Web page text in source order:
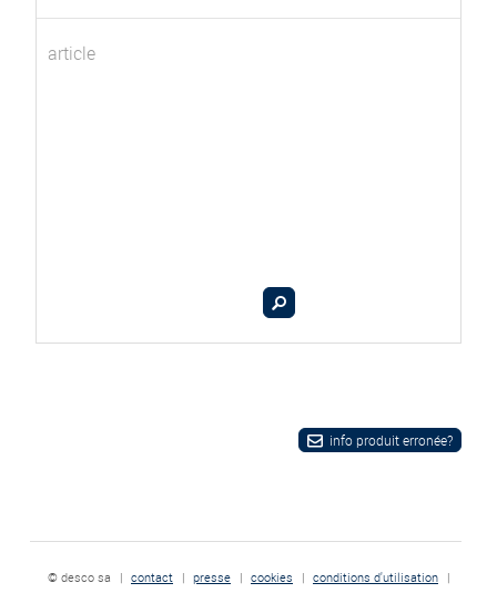
article
info produit erronée?
© desco sa | contact | presse | cookies | conditions d'utilisation |